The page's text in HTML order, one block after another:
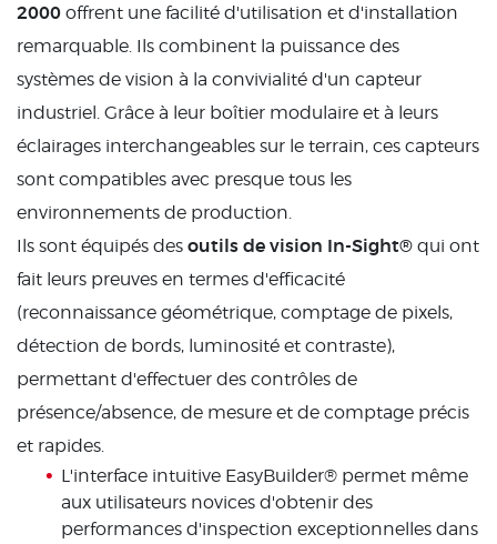
2000 offrent une facilité d'utilisation et d'installation
remarquable. Ils combinent la puissance des
systèmes de vision à la convivialité d'un capteur
industriel. Grâce à leur boîtier modulaire et à leurs
éclairages interchangeables sur le terrain, ces capteurs
sont compatibles avec presque tous les
environnements de production.
Ils sont équipés des outils de vision In-Sight® qui ont
fait leurs preuves en termes d'efficacité
(reconnaissance géométrique, comptage de pixels,
détection de bords, luminosité et contraste),
permettant d'effectuer des contrôles de
présence/absence, de mesure et de comptage précis
et rapides.
L'interface intuitive EasyBuilder® permet même
aux utilisateurs novices d'obtenir des
performances d'inspection exceptionnelles dans